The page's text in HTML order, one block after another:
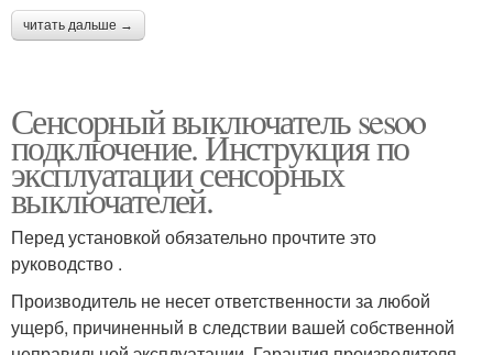
читать дальше →
Сенсорный выключатель sesoo
подключение. Инструкция по
эксплуатации сенсорных
выключателей.
Перед установкой обязательно прочтите это
руководство .
Производитель не несет ответственности за любой
ущерб, причиненный в следствии вашей собственной